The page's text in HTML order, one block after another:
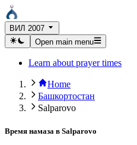
ВИЛ 2007
Open main menu
Learn about prayer times
Home
Башкортостан
Salparovo
Время намаза в Salparovo